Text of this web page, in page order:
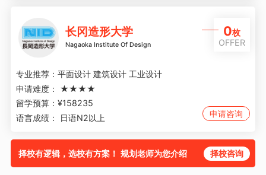
长冈造形大学
Nagaoka Institute Of Design
0枚
OFFER
专业推荐： 平面设计 建筑设计 工业设计
申请难度：
★★★★
留学预算： ¥158235
语言成绩：
日语N2以上 申请咨询
择校有逻辑，选校有方案！ 规划老师为您介绍 择校咨询